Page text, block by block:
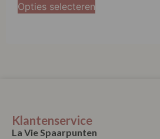
Opties selecteren
Klantenservice
La Vie Spaarpunten